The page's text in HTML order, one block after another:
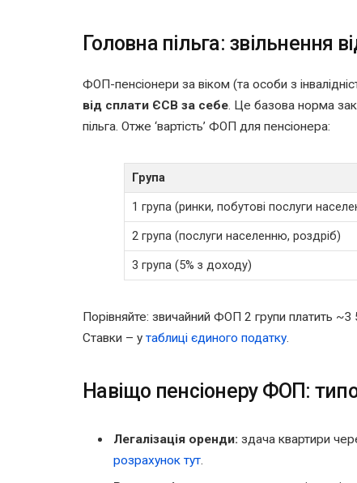
Головна пільга: звільнення
ФОП-пенсіонери за віком (та особи з
від сплати ЄСВ за себе. Це базова норма
пільга. Отже ‘вартість’ ФОП для пенсіонера:
Група
1 група (ринки, побутові послуги
2 група (послуги населенню, роздріб)
3 група (5% з доходу)
Порівняйте: звичайний ФОП 2 групи платить
Ставки – у таблиці єдиного податку.
Навіщо пенсіонеру ФОП:
Легалізація оренди: здача квартири
розрахунок тут.